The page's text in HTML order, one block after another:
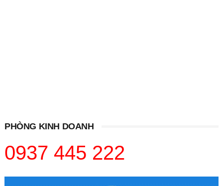
PHÒNG KINH DOANH
0937 445 222